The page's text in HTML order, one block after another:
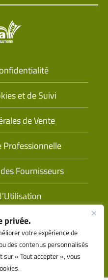
privée.
votre expérience de
des contenus personnalisés
« Tout accepter », vous
et de Suivi
de Vente
Professionnelle
Fournisseurs